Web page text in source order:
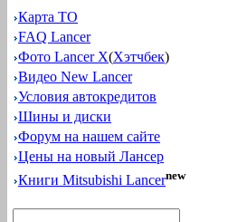
Карта ТО
FAQ Lancer
Фото Lancer X(Хэтчбек)
Видео New Lancer
Условия автокредитов
Шины и диски
Форум на нашем сайте
Цены на новый Лансер
Книги Mitsubishi Lancernew